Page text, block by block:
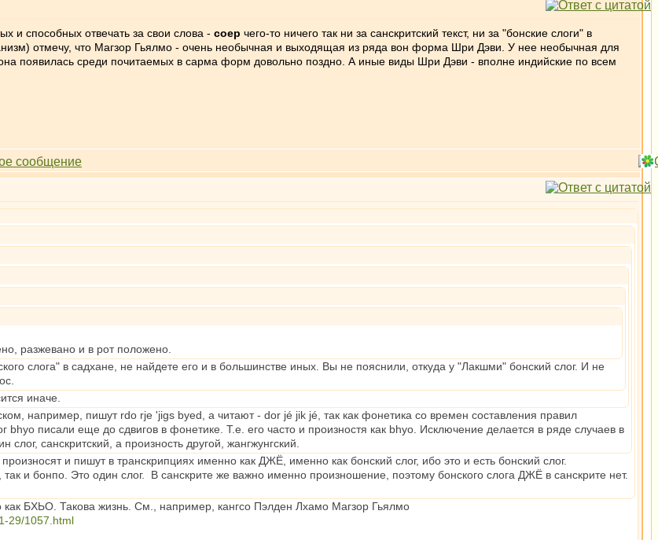
и способных отвечать за свои слова - соер чего-то ничего так ни за санскритский текст, ни за "бонские слоги" в
отмечу, что Магзор Гьялмо - очень необычная и выходящая из ряда вон форма Шри Дэви. У нее необычная для
появилась среди почитаемых в сарма форм довольно поздно. А иные виды Шри Дэви - вполне индийские по всем
разжевано и в рот положено.
слога" в садхане, не найдете его и в большинстве иных. Вы не пояснили, откуда у "Лакшми" бонский слог. И не
иначе.
например, пишут rdo rje 'jigs byed, а читают - dor jé jik jé, так как фонетика со времен составления правил
писали еще до сдвигов в фонетике. Т.е. его часто и произностя как bhyo. Исключение делается в ряде случаев в
слог, санскритский, а произность другой, жангжунгский.
и пишут в транскрипциях именно как ДЖЁ, именно как бонский слог, ибо это и есть бонский слог.
и бонпо. Это один слог. В санскрите же важно именно произношение, поэтому бонского слога ДЖЁ в санскрите нет.
БХЬО. Такова жизнь. См., например, кангсо Пэлден Лхамо Магзор Гьялмо
29/1057.html